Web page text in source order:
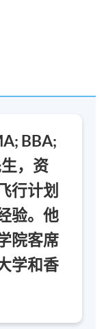
BBA;
，资
行计划
验。他
院客席
学和香